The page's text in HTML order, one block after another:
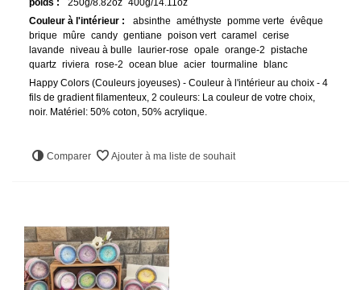
poids :
250g/8.82oz 400g/14.11oz
Couleur à l'intérieur :
absinthe améthyste pomme verte évêque
brique mûre candy gentiane poison vert caramel
cerise
lavande niveau à bulle laurier-rose opale orange-2 pistache
quartz riviera rose-2 ocean blue acier tourmaline
blanc
Happy Colors (Couleurs joyeuses) - Couleur à l'intérieur au choix - 4
fils de gradient filamenteux, 2 couleurs: La couleur de votre choix,
noir. Matériel: 50% coton, 50% acrylique.
Comparer Ajouter à ma liste de souhait